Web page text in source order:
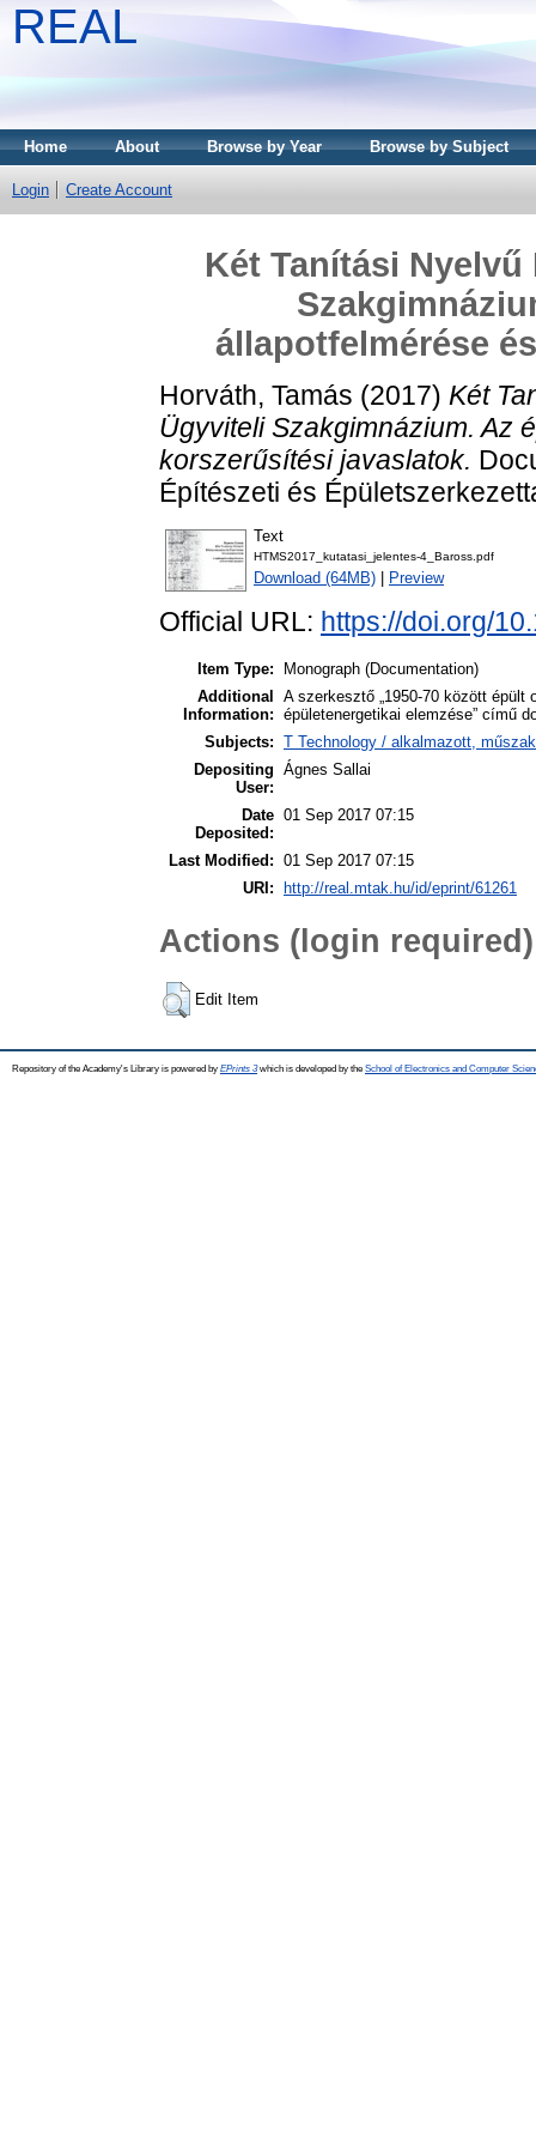
REAL
Home About Browse by Year Browse by Subject
Login Create Account
Két Tanítási
állapotfelmérése
Horváth, Tamás (2017) Két
Ügyviteli Szakgimnázium. Az
korszerűsítési javaslatok.
Építészeti és
Text
HTMS2017_kutatasi_jelentes-4_Baross.pdf
Download (64MB) Preview
Official URL: https://doi.org/
Item Type:
Monograph (Documentation)
Additional
Information:
A szerkesztő „1950-70 között
épületenergetikai elemzése” című
Subjects: T Technology / alkalmazott,
Depositing
User:
Ágnes Sallai
Date
Deposited:
01 Sep 2017 07:15
Last Modified: 01 Sep 2017 07:15
URI:
http://real.mtak.hu/id/eprint/61261
Actions (login required)
Edit Item
Repository of the Academy's Library is powered by EPrints 3which is developed by the School of Electronics and Computer